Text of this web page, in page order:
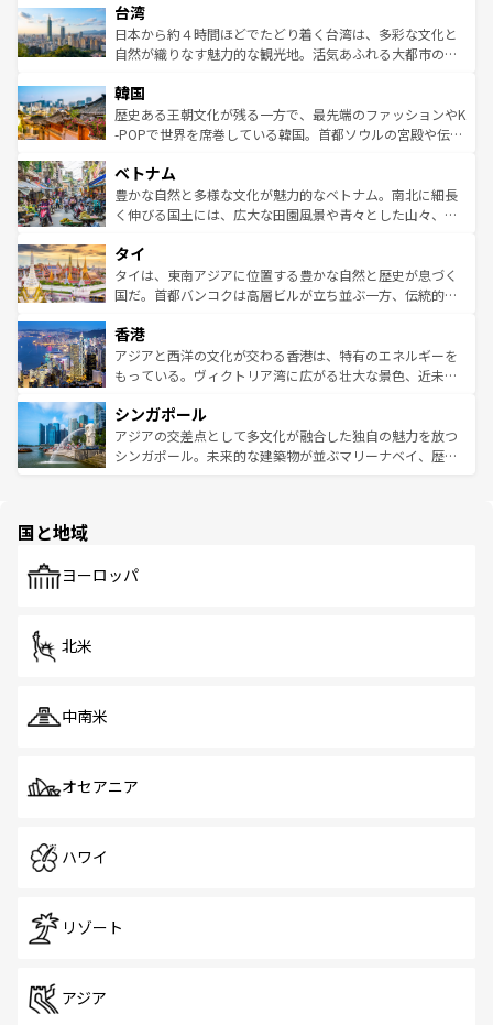
情報は
人々、おいしいローカルフードやハワイアンミュージッ
ク、伝統的なフラダンスなど、すべてがハワイの魅力を彩
っている。訪れるたびに新しい発見と感動が待っているハ
はコンテンツ一覧
リアリーフや大陸中央部にそびえるウルル（エアーズロッ
ク）、タスマニアの美しい原生林やケアンズの熱帯雨林な
ど、見どころがたくさん。また、カフェやワイン、オージ
いる。アクティビティも充実しており、サーフィンやダイ
ビング、ハイキングなど、アウトドア好きにはたまらな
い。オーストラリアの多彩な魅力を存分に味わいつくそ
参照してほしい。
台湾
日本から約４時間ほどでたどり着く台湾は、多彩な文化と
自然が織りなす魅力的な観光地。活気あふれる大都市の台
ン）、静ひつな山岳地帯である台湾東部など、都市の喧騒
と山間の静けさが共存しており、訪れる人に新しい発見と
驚きをもたらしてくれる。また、奥深い台湾の食文化も魅
容にもいいと評判のスイーツなど、バラエティ豊かな料理
が味わえる。 なお、新着の台湾情報は コンテンツ一覧を参
照してほしい。
韓国
歴史ある王朝文化が残る一方で、最先端のファッションやK
-POPで世界を席巻している韓国。首都ソウルの宮殿や伝統
き、地方に足を延ばせば四季折々の自然美を楽しむことが
できる。そして、キムチや焼肉、絶品のストリートフード
まで、さまざまな韓国料理が待っている。夜には、韓国な
リティに包まれながら、韓国の多彩な魅力を心ゆくまで味
わってみてほしい。 なお、新着の韓国情報はコンテンツ一
覧を参照してほしい。
ベトナム
豊かな自然と多様な文化が魅力的なベトナム。南北に細長
く伸びる国土には、広大な田園風景や青々とした山々、世
急速な発展と共に伝統が息づく。ハノイの古い町並みやホ
ーチミン市のフランス統治時代の建物も、独特の雰囲気を
醸し出している。また、バラエティの豊かさとおいしさで
とつ。フォーやバインミー、ベトナムコーヒーなどは、ぜ
ひ現地で味わいたい。どの地域を訪れてもあたたかい人々
が旅行者を迎えてくれるので、きっと忘れられない旅にな
参照してほしい。
タイ
タイは、東南アジアに位置する豊かな自然と歴史が息づく
国だ。首都バンコクは高層ビルが立ち並ぶ一方、伝統的な
の活気が交差している。北部ではチェンマイなどの山岳地
帯で自然と触れ合い、南部ではプーケットやクラビの美し
いビーチでリゾート気分を楽しむことができる。タイ料理
激する。気候は一年中温暖で、どの季節にも異なる楽しみ
が待っている。親しみやすいタイの人々、仏教を中心とし
た文化、そして多様な観光資源が、訪れる旅人を魅了し続
香港
アジアと西洋の文化が交わる香港は、特有のエネルギーを
もっている。ヴィクトリア湾に広がる壮大な景色、近未来
み、どこを訪れても感動するはず。観光スポットが密集し
ており、効率よく見どころを回れるのも魅力。息をのむよ
うな絶景から文化的な体験まで、香港を存分に楽しみ尽く
シンガポール
アジアの交差点として多文化が融合した独自の魅力を放つ
シンガポール。未来的な建築物が並ぶマリーナベイ、歴史
で、ホーカーズは地元の風情を楽しめる外せないスポット
国と地域
ヨーロッパ
北米
中南米
オセアニア
ハワイ
リゾート
アジア